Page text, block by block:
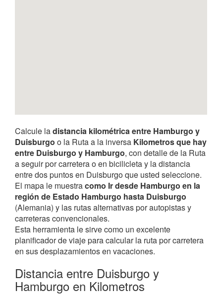
Calcule ladistancia kilométrica entre Hamburgo y
Duisburgo o la Ruta a la inversa Kilometros que hay
entre Duisburgo y Hamburgo, con detalle de la Ruta
a seguir por carretera o en bicilicleta y la distancia
entre dos puntos en Duisburgo que usted seleccione.
El mapa le muestracomo Ir desde Hamburgo en la
región de Estado Hamburgo hasta Duisburgo
(Alemania) y las rutas alternativas por autopistas y
carreteras convencionales.
Esta herramienta le sirve como un excelente
planificador de viaje para calcular la ruta por carretera
en sus desplazamientos en vacaciones.
Distancia entre Duisburgo y
Hamburgo en Kilometros